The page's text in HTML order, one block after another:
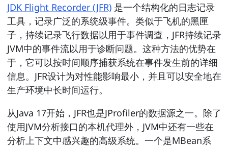
JDK Flight Recorder (JFR)是一个结构化的日志记录
工具，记录广泛的系统级事件。类似于飞机的黑匣
子，持续记录飞行数据以用于事件调查，JFR持续记录
JVM中的事件流以用于诊断问题。这种方法的优势在
于，它可以按时间顺序捕获系统在事件发生前的详细
信息。JFR设计为对性能影响最小，并且可以安全地在
生产环境中长时间运行。
从Java 17开始，JFR也是JProfiler的数据源之一。除了
使用JVM分析接口的本机代理外，JVM中还有一些在
分析上下文中感兴趣的高级系统。一个是MBean系